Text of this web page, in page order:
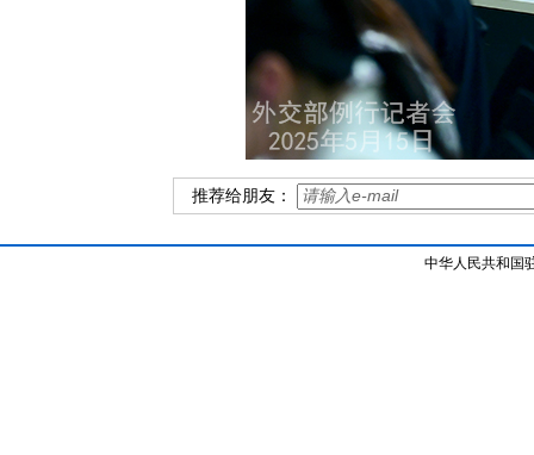
推荐给朋友：
中华人民共和国